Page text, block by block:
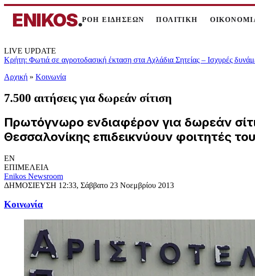
ENIKOS.ΡΟΗ ΕΙΔΗΣΕΩΝ ΠΟΛΙΤΙΚΗ
LIVE UPDATE
Κρήτη: Φωτιά σε αγροτοδασική έκταση στα Αχλάδια Σητείας – Ισχυρές
Αρχική » Κοινωνία
7.500 αιτήσεις για δωρεάν σίτιση
Πρωτόγνωρο ενδιαφέρον για δωρεάν
Θεσσαλονίκης επιδεικνύουν φοιτητές
EN
ΕΠΙΜΕΛΕΙΑ
Enikos Newsroom
ΔΗΜΟΣΙΕΥΣΗ 12:33, Σάββατο 23 Νοεμβρίου 2013
Κοινωνία